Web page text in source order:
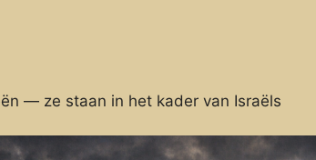
— ze staan in het kader van Israëls